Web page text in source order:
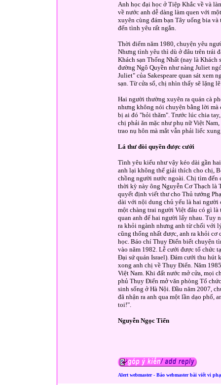
Anh học đại học ở Tiệp Khắc về và
về nước anh dễ dàng làm quen với
xuyên cùng đám bạn Tây uống bia
đến tình yêu rất ngắn.
Thời điểm năm 1980, chuyện yêu
Nhưng tình yêu thì dù ở đâu trên trái
Khách sạn Thống Nhất (nay là
đường Ngô Quyền như nàng Juliet
Juliet" của Sakespeare quan sát xem
sạn. Từ cửa sổ, chị nhìn thấy sẽ lặng
Hai người thường xuyên ra quán cà
nhưng không nói chuyện bằng lời mà
bị ai đó "hỏi thăm". Trước lúc chia
chị phải ăn mặc như phụ nữ Việt
trao nụ hôn mà mắt vẫn phải liếc
Lá thư đòi quyền được cưới
Tình yêu kiểu như vậy kéo dài gần
anh lại không thể giải thích cho chị,
chồng người nước ngoài. Chị tìm đến
thời kỳ này ông Nguyễn Cơ Thạch là
quyết định viết thư cho Thủ tướng
dài với nội dung chủ yếu là hai người
một chàng trai người Việt đâu có gì
quan anh để hai người lấy nhau. Tuy
ra khỏi ngành nhưng anh từ chối với
cũng thống nhất được, anh ra khỏi
học. Báo chí Thụy Điển biết chuyện
vào năm 1982. Lễ cưới được tổ chức
Đại sứ quán Israel). Đám cưới thu hút
xong anh chị về Thụy Điển. Năm
Việt Nam. Khi đất nước mở cửa, mọi
phủ Thụy Điển mở văn phòng Tổ
sinh sống ở Hà Nội. Đầu năm 2007,
đã nhận ra anh qua một lần dạo phố,
toi!".
Nguyễn Ngọc Tiến
Alert webmaster - Báo webmaster bài viết vi